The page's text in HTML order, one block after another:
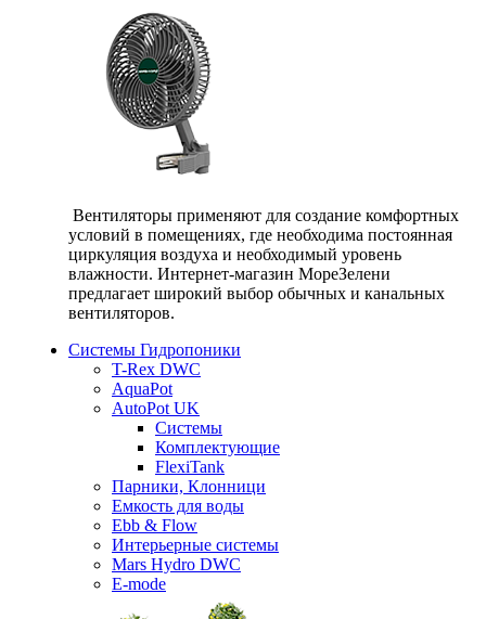
Вентиляторы применяют для создание комфортных
условий в помещениях, где необходима постоянная
циркуляция воздуха и необходимый уровень
влажности. Интернет-магазин МореЗелени
предлагает широкий выбор обычных и канальных
вентиляторов.
Системы Гидропоники
T-Rex DWC
AquaPot
AutoPot UK
Системы
Комплектующие
FlexiTank
Парники, Клонници
Емкость для воды
Ebb & Flow
Интерьерные системы
Mars Hydro DWC
E-mode